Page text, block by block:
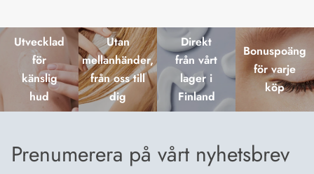
Utvecklad
för
känslig
hud
Utan
mellanhänder,
från oss till
dig
Direkt
från vårt
lager i
Finland
Bonuspoäng
för varje
köp
Prenumerera på vårt nyhetsbrev